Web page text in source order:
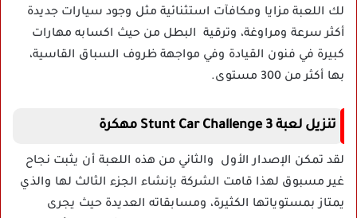
لك اللعبة مزايا ومكافآت استثنائية مثل وجود سيارات جديدة
أكثر سرعة ومراوغة، وترقية البطل من حيث اكسابه مهارات
كبيرة في فنون القيادة وفي مواجهة ظروف السباق القاسية،
بها أكثر من 300 مستوى.
تنزيل لعبة Stunt Car Challenge 3 مهكرة
لقد تمكن الإصدار الأول والثاني من هذه اللعبة أن يثبت نجاح
غير مسبوق لهذا قامت الشركة بإنشاء الجزء الثالث لها والذي
يمتاز بمستوياتها الكثيرة، ومسابقاته العديدة حيث يجرى